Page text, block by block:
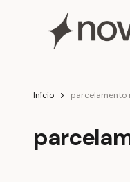
Início parcelamento